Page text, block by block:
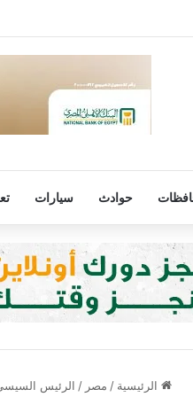
إلى تركيا من أكبر إنجازات البلاد
حوادث سيارات
الرئيسية / مصر / الرئيس